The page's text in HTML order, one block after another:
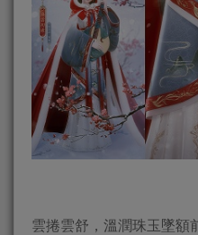
雲捲雲舒，溫潤珠玉墜額